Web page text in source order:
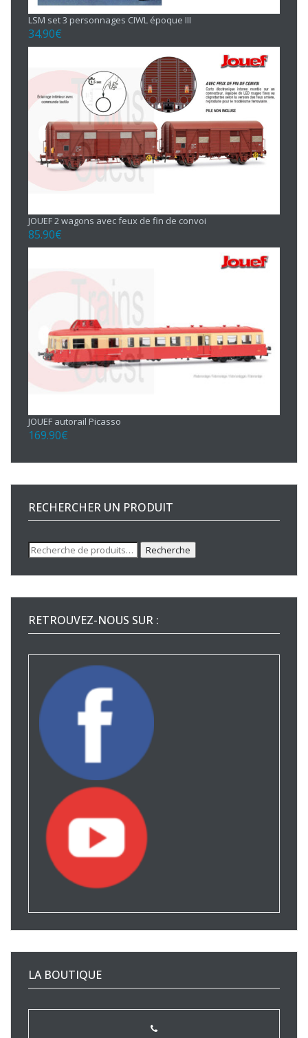
LSM set 3 personnages CIWL époque III
34.90€
JOUEF 2 wagons avec feux de fin de convoi
85.90€
JOUEF autorail Picasso
169.90€
RECHERCHER UN PRODUIT
Recherche
pour :
Recherche
RETROUVEZ-NOUS SUR :
LA BOUTIQUE